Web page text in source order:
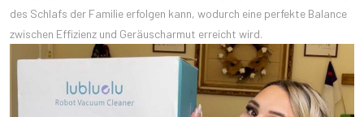
des Schlafs der Familie erfolgen kann, wodurch eine perfekte Balance
zwischen Effizienz und Geräuscharmut erreicht wird.